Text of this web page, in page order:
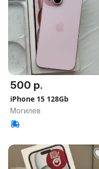
500 р.
iPhone 15 128Gb
Могилев